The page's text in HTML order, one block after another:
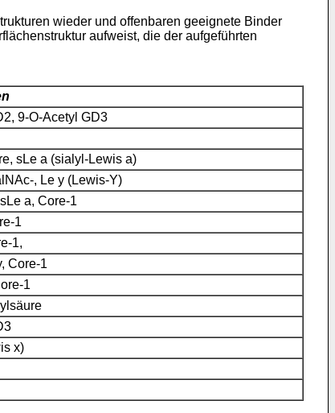
wieder und offenbaren geeignete Binder
aufweist, die der aufgeführten
9-O-Acetyl GD3
sLe a (sialyl-Lewis a)
, Le y (Lewis-Y)
a, Core-1
1
1,
Core-1
1
x)